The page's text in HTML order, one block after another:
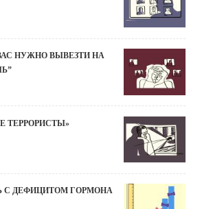
НУЖНО ВЫВЕЗТИ НА
ТЕРРОРИСТЫ»
С ДЕФИЦИТОМ ГОРМОНА